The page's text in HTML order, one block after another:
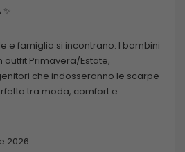
✨
e famiglia si incontrano. I bambini
Primavera/Estate,
che indosseranno le scarpe
tra moda, comfort e
2026